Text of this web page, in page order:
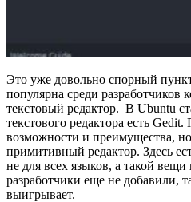
Это уже довольно спорный
популярна среди разработчиков
текстовый редактор. В Ubuntu
текстового редактора есть
возможности и преимущества,
примитивный редактор. Здесь
не для всех языков, а такой
разработчики еще не добавили,
выигрывает.